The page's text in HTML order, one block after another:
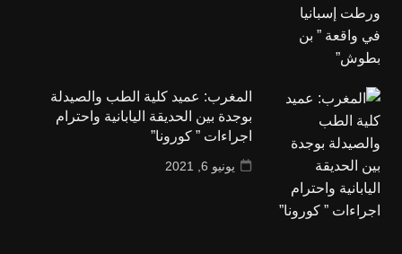
المغرب: عميد كلية الطب والصيدلة
بوجدة بين الحديقة اليابانية واحترام
اجراءات ” كورونا”
يونيو 6, 2021